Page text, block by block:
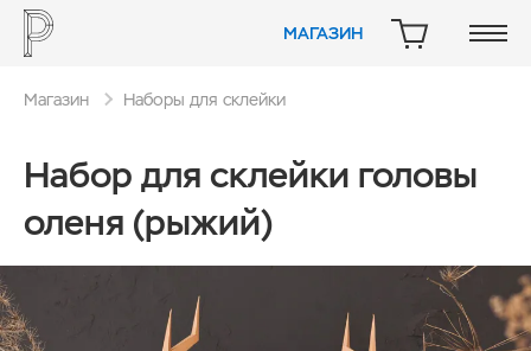
МАГАЗИН КОРЗИНА
Магазин Наборы для склейки
Набор для склейки головы
оленя (рыжий)